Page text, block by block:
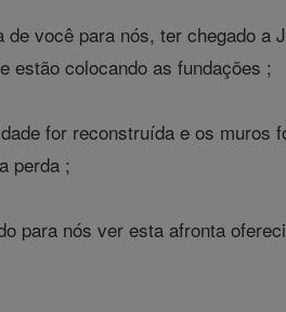
você para nós, ter chegado a
estão colocando as fundações ;
for reconstruída e os muros
perda ;
para nós ver esta afronta